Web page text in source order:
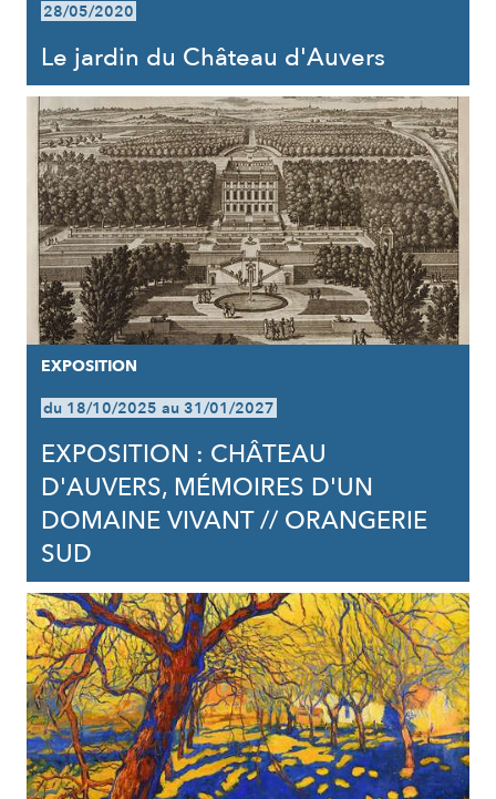
28/05/2020
Le jardin du Château d'Auvers
EXPOSITION
du 18/10/2025 au 31/01/2027
EXPOSITION : CHÂTEAU
D'AUVERS, MÉMOIRES D'UN
DOMAINE VIVANT // ORANGERIE
SUD